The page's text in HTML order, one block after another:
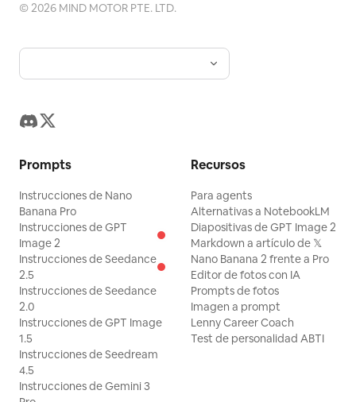
©2026 MIND MOTOR PTE. LTD.
Prompts
Instrucciones de Nano
Banana Pro
Instrucciones de GPT
Image 2
Instrucciones de Seedance
2.5
Instrucciones de Seedance
2.0
Instrucciones de GPT Image
1.5
Instrucciones de Seedream
4.5
Instrucciones de Gemini 3
Recursos
Para agents
Alternativas a NotebookLM
Diapositivas de GPT Image 2
Markdown a artículo de 𝕏
Nano Banana 2 frente a Pro
Editor de fotos con IA
Prompts de fotos
Imagen a prompt
Lenny Career Coach
Test de personalidad ABTI